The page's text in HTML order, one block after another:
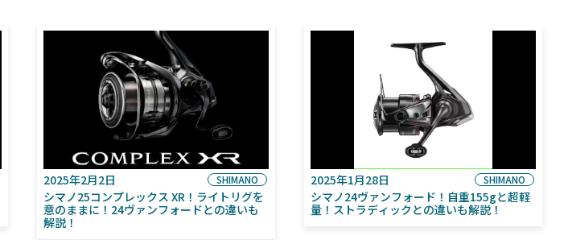
2025年2月2日 SHIMANO
シマノ25コンプレックス XR！ライトリグを
意のままに！24ヴァンフォードとの違いも
解説！
2025年1月28日 SHIMANO
シマノ24ヴァンフォード！自重155gと超軽
量！ストラディックとの違いも解説！